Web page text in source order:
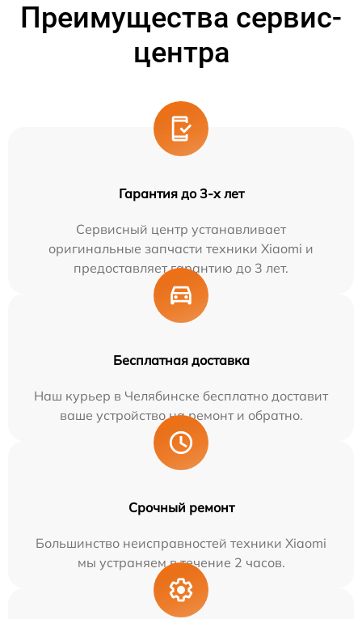
Преимущества сервис-
центра
Гарантия до 3-х лет
Сервисный центр устанавливает
оригинальные запчасти техники Xiaomi и
предоставляет гарантию до 3 лет.
Бесплатная доставка
Наш курьер в Челябинске бесплатно доставит
ваше устройство на ремонт и обратно.
Срочный ремонт
Большинство неисправностей техники Xiaomi
мы устраняем в течение 2 часов.